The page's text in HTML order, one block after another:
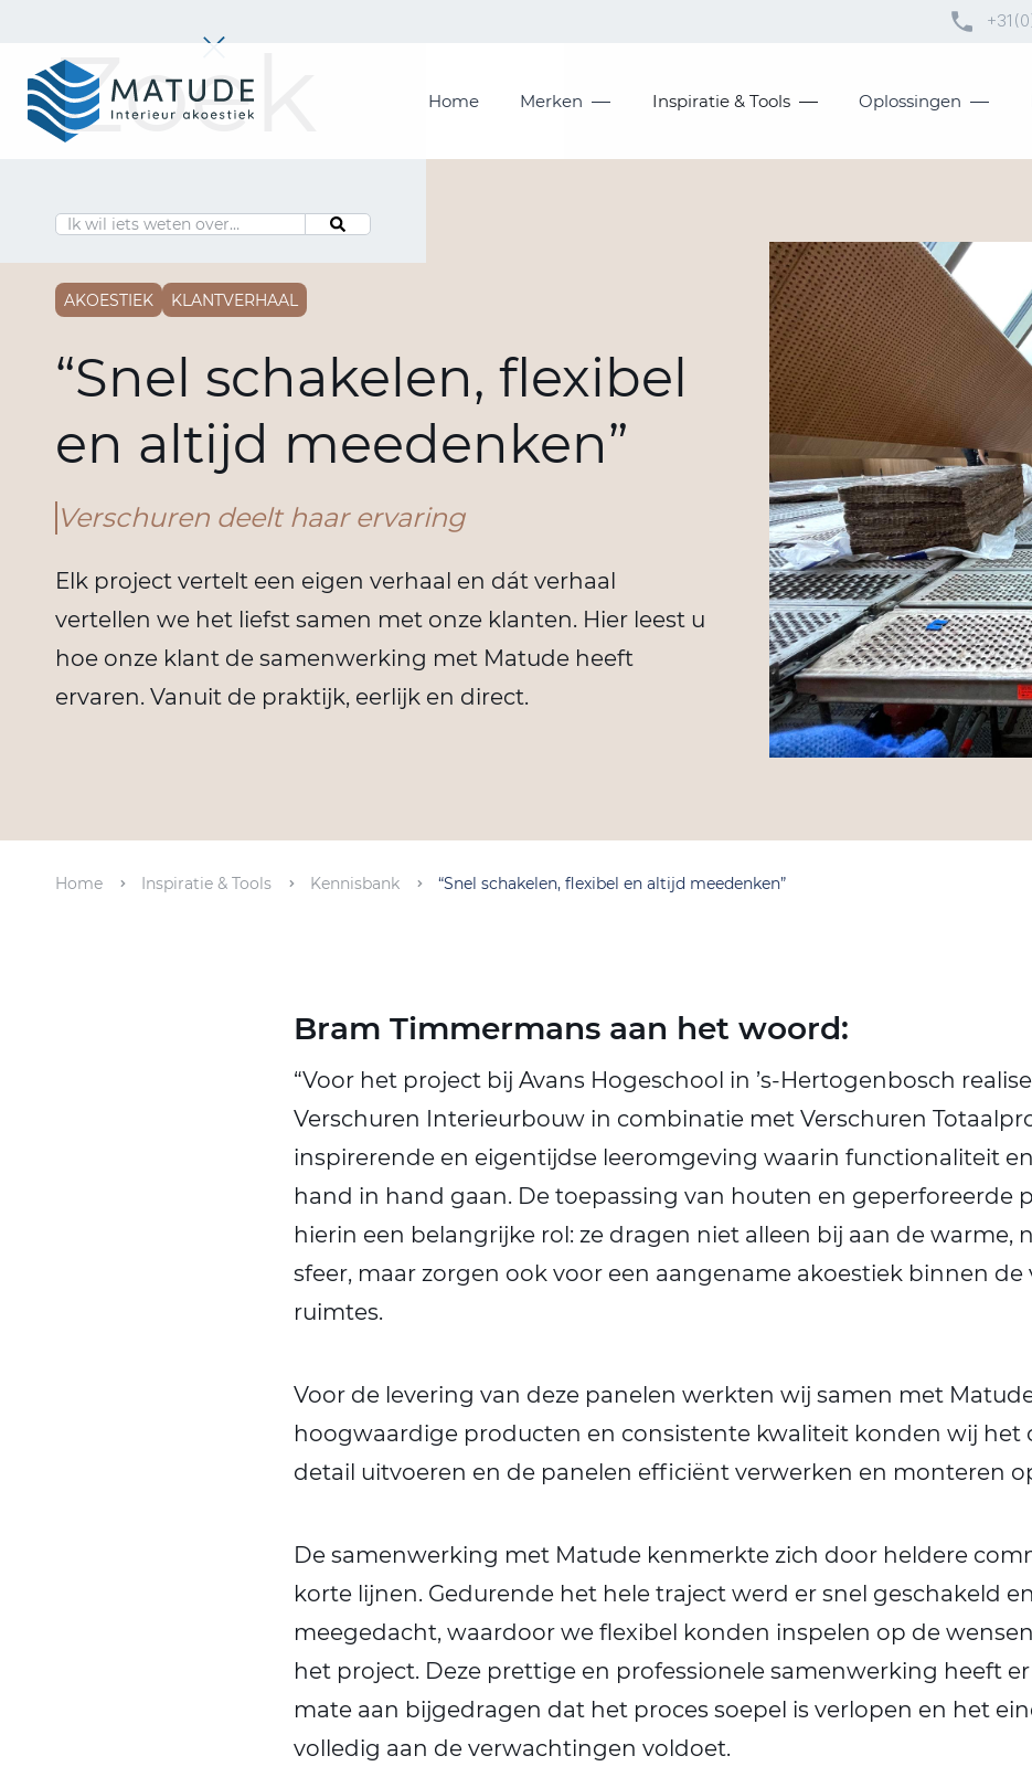
Zoek Home Merken Inspiratie & Tools Oplossingen
Home
Merken
Oplossingen
Matude
AKOESTIEK KLANTVERHAAL
“Snel schakelen, flexibel
en altijd meedenken”
Verschuren deelt haar ervaring
Elk project vertelt een eigen verhaal en dát verhaal
vertellen we het liefst samen met onze klanten. Hier leest u
hoe onze klant de samenwerking met Matude heeft
ervaren. Vanuit de praktijk, eerlijk en direct.
Home Inspiratie & Tools Kennisbank “Snel schakelen, flexibel en altijd meedenken”
Bram Timmermans aan het woord:
“Voor het project bij Avans Hogeschool in ’s-Hertogenbosch
Verschuren Interieurbouw in combinatie met Verschuren
inspirerende en eigentijdse leeromgeving waarin functionaliteit
hand in hand gaan. De toepassing van houten en geperforeerde
hierin een belangrijke rol: ze dragen niet alleen bij aan de warme,
sfeer, maar zorgen ook voor een aangename akoestiek binnen de
ruimtes.
Voor de levering van deze panelen werkten wij samen met
hoogwaardige producten en consistente kwaliteit konden wij het
detail uitvoeren en de panelen efficiënt verwerken en monteren
De samenwerking met Matude kenmerkte zich door heldere
korte lijnen. Gedurende het hele traject werd er snel geschakeld
meegedacht, waardoor we flexibel konden inspelen op de
het project. Deze prettige en professionele samenwerking heeft
mate aan bijgedragen dat het proces soepel is verlopen en het
volledig aan de verwachtingen voldoet.